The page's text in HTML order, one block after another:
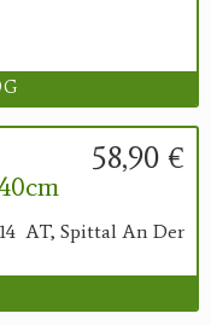
58,90 €
AT, Spittal An Der